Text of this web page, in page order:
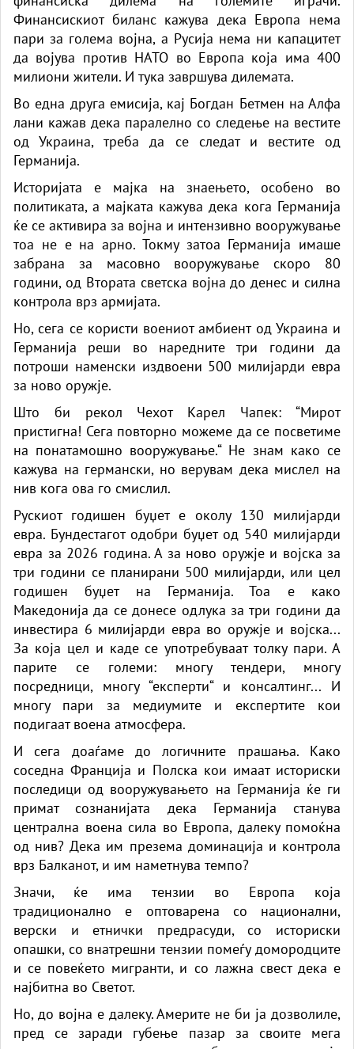
Финансискиот биланс кажува дека Европа нема
пари за голема војна, а Русија нема ни капацитет
да војува против НАТО во Европа која има 400
милиони жители. И тука завршува дилемата.
Во една друга емисија, кај Богдан Бетмен на Алфа
лани кажав дека паралелно со следење на вестите
од Украина, треба да се следат и вестите од
Германија.
Историјата е мајка на знаењето, особено во
политиката, а мајката кажува дека кога Германија
ќе се активира за војна и интензивно вооружување
тоа не е на арно. Токму затоа Германија имаше
забрана за масовно вооружување скоро 80
години, од Втората светска војна до денес и силна
контрола врз армијата.
Но, сега се користи воениот амбиент од Украина и
Германија реши во наредните три години да
потроши наменски издвоени 500 милијарди евра
за ново оружје.
Што би рекол Чехот Карел Чапек: “Мирот
пристигна! Сега повторно можеме да се посветиме
на понатамошно вооружување.“ Не знам како се
кажува на германски, но верувам дека мислел на
нив кога ова го смислил.
Рускиот годишен буџет е околу 130 милијарди
евра. Бундестагот одобри буџет од 540 милијарди
евра за 2026 година. А за ново оружје и војска за
три години се планирани 500 милијарди, или цел
годишен буџет на Германија. Тоа е како
Македонија да се донесе одлука за три години да
инвестира 6 милијарди евра во оружје и војска...
За која цел и каде се употребуваат толку пари. А
парите се големи: многу тендери, многу
посредници, многу “експерти“ и консалтинг... И
многу пари за медиумите и експертите кои
подигаат воена атмосфера.
И сега доаѓаме до логичните прашања. Како
соседна Франција и Полска кои имаат историски
последици од вооружувањето на Германија ќе ги
примат сознанијата дека Германија станува
централна воена сила во Европа, далеку помоќна
од нив? Дека им презема доминација и контрола
врз Балканот, и им наметнува темпо?
Значи, ќе има тензии во Европа која
традиционално е оптоварена со национални,
верски и етнички предрасуди, со историски
опашки, со внатрешни тензии помеѓу домородците
и се повеќето мигранти, и со лажна свест дека е
најбитна во Светот.
Но, до војна е далеку. Америте не би ја дозволиле,
пред се заради губење пазар за своите мега